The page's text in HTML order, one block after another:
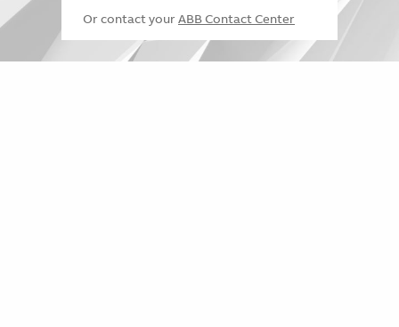
Or contact your ABB Contact Center